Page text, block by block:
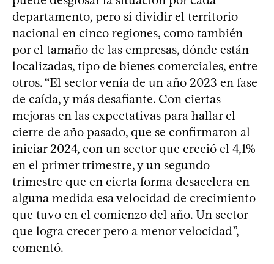
departamento, pero sí dividir el territorio
nacional en cinco regiones, como también
por el tamaño de las empresas, dónde están
localizadas, tipo de bienes comerciales, entre
otros. “El sector venía de un año 2023 en fase
de caída, y más desafiante. Con ciertas
mejoras en las expectativas para hallar el
cierre de año pasado, que se confirmaron al
iniciar 2024, con un sector que creció el 4,1%
en el primer trimestre, y un segundo
trimestre que en cierta forma desacelera en
alguna medida esa velocidad de crecimiento
que tuvo en el comienzo del año. Un sector
que logra crecer pero a menor velocidad”,
comentó.